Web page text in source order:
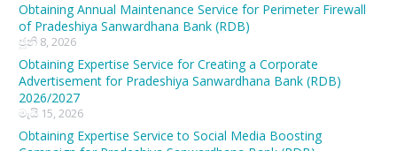
Obtaining Annual Maintenance Service for Perimeter Firewall
of Pradeshiya Sanwardhana Bank (RDB)
ජූනි 8, 2026
Obtaining Expertise Service for Creating a Corporate
Advertisement for Pradeshiya Sanwardhana Bank (RDB)
2026/2027
මැයි 15, 2026
Obtaining Expertise Service to Social Media Boosting